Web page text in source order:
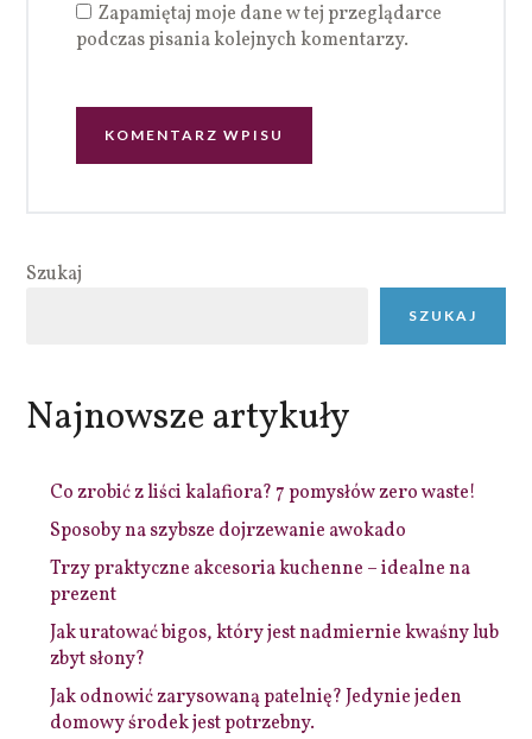
Zapamiętaj moje dane w tej przeglądarce
podczas pisania kolejnych komentarzy.
Szukaj
SZUKAJ
Najnowsze artykuły
Co zrobić z liści kalafiora? 7 pomysłów zero waste!
Sposoby na szybsze dojrzewanie awokado
Trzy praktyczne akcesoria kuchenne – idealne na
prezent
Jak uratować bigos, który jest nadmiernie kwaśny lub
zbyt słony?
Jak odnowić zarysowaną patelnię? Jedynie jeden
domowy środek jest potrzebny.